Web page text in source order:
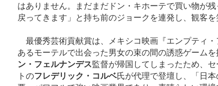
はありません。まだまだドン・キホーテで買い物が
戻ってきます」と持ち前のジョークを連発し、観客
最優秀芸術貢献賞は、メキシコ映画『エンプティ
あるモーテルで出会った男女の束の間の誘惑ゲーム
ン・フェルナンデス監督が帰国してしまったため、
トのフレデリック・コルベ氏が代理で登壇し、「日